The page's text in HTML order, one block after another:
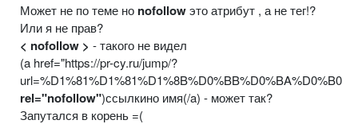
Может не по теме но nofollowэто атрибут , а не тег!?
Или я не прав?
< nofollow > - такого не видел
(a href="https://pr-cy.ru/jump/?
url=%D1%81%D1%81%D1%8B%D0%BB%D0%BA%D0%B0"
rel="nofollow")ссылкино имя(/a) - может так?
Запутался в корень =(